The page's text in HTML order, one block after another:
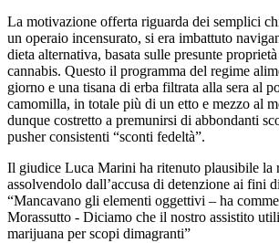
La motivazione offerta riguarda dei semplici
un operaio incensurato, si era imbattuto
dieta alternativa, basata sulle presunte
cannabis. Questo il programma del regime
giorno e una tisana di erba filtrata alla sera al
camomilla, in totale più di un etto e mezzo al
dunque costretto a premunirsi di abbondanti
pusher consistenti “sconti fedeltà”.
Il giudice Luca Marini ha ritenuto plausibile la
assolvendolo dall’accusa di detenzione ai fini
“Mancavano gli elementi oggettivi – ha
Morassutto - Diciamo che il nostro assistito
marijuana per scopi dimagranti”